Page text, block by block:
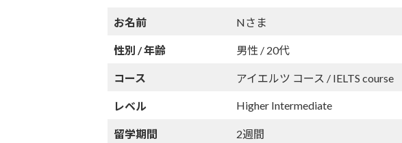
kお名前 Nさま
性別 / 年齢 男性 / 20代
コース アイエルツ コース / IELTS course
レベル Higher Intermediate
留学期間 2週間